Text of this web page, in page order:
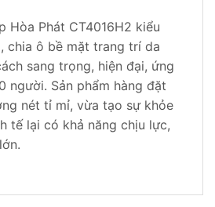
Hòa Phát CT4016H2 kiểu
chia ô bề mặt trang trí da
sang trọng, hiện đại, ứng
người. Sản phẩm hàng đặt
nét tỉ mỉ, vừa tạo sự khỏe
tế lại có khả năng chịu lực,